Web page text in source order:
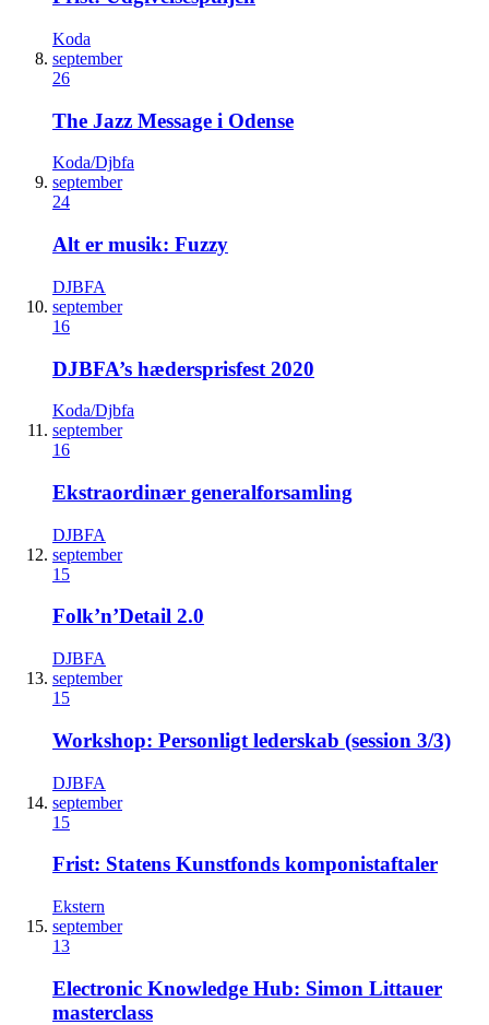
Koda
september
26
The Jazz Message i Odense
Koda/Djbfa
september
24
Alt er musik: Fuzzy
DJBFA
september
16
DJBFA’s hædersprisfest 2020
Koda/Djbfa
september
16
Ekstraordinær generalforsamling
DJBFA
september
15
Folk’n’Detail 2.0
DJBFA
september
15
Workshop: Personligt lederskab (session 3/3)
DJBFA
september
15
Frist: Statens Kunstfonds komponistaftaler
Ekstern
september
13
Electronic Knowledge Hub: Simon Littauer
masterclass